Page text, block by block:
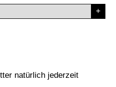
natürlich jederzeit